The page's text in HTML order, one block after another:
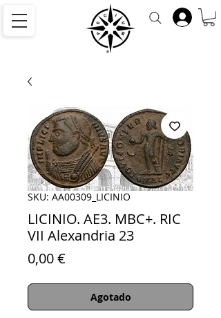
SKU: AA00309_LICINIO
LICINIO. AE3. MBC+. RIC
VII Alexandria 23
0,00 €
Agotado